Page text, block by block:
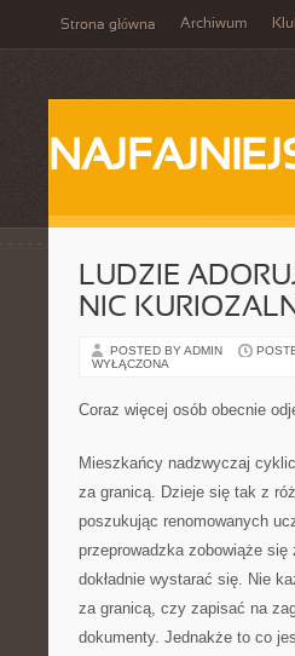
Strona główna Archiwum
LUDZIE
NIC
POSTED BY ADMIN
WYŁĄCZONA
Coraz więcej osób obecnie
Mieszkańcy nadzwyczaj
za granicą. Dzieje się tak z
poszukując renomowanych
przeprowadzka zobowiąże
dokładnie wystarać się. Nie
za granicą, czy zapisać na
dokumenty. Jednakże to co